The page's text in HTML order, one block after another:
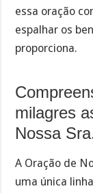
essa oração
espalhar os
proporciona.
milagres
Nossa
A Oração de
uma única